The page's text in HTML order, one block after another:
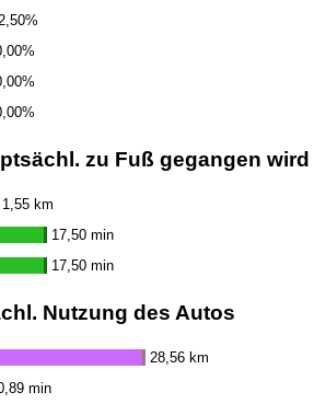
zu Fuß gegangen wird
1,55 km
17,50 min
17,50 min
Nutzung des Autos
28,56 km
min